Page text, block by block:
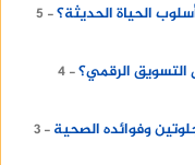
الحياة الحديثة؟
5
التسويق الرقمي؟ 4
وفوائده الصحية
3